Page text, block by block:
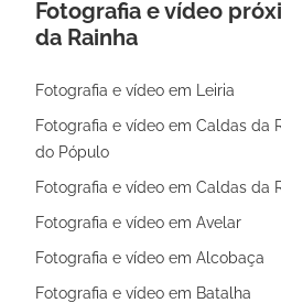
Fotografia e vídeo
da Rainha
Fotografia e vídeo em Leiria
Fotografia e vídeo em Caldas da
do Pópulo
Fotografia e vídeo em Caldas da
Fotografia e vídeo em Avelar
Fotografia e vídeo em Alcobaça
Fotografia e vídeo em Batalha